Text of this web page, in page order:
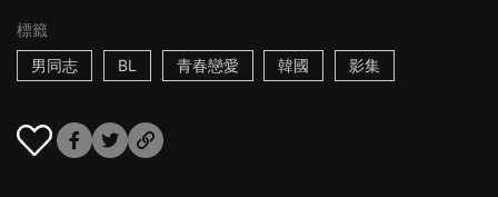
標籤
男同志
BL 青春戀愛 韓國 影集